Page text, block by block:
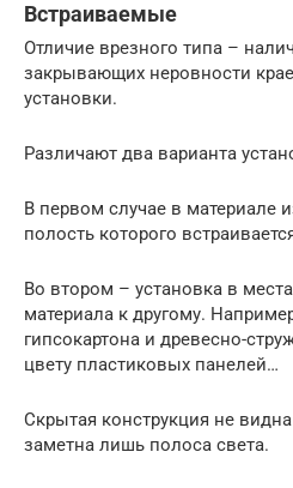
Встраиваемые
Отличие врезного типа –
закрывающих неровности
установки.
Различают два варианта
В первом случае в материале
полость которого
Во втором – установка в
материала к другому.
гипсокартона и древесно-
цвету пластиковых панелей…
Скрытая конструкция не
заметна лишь полоса света.